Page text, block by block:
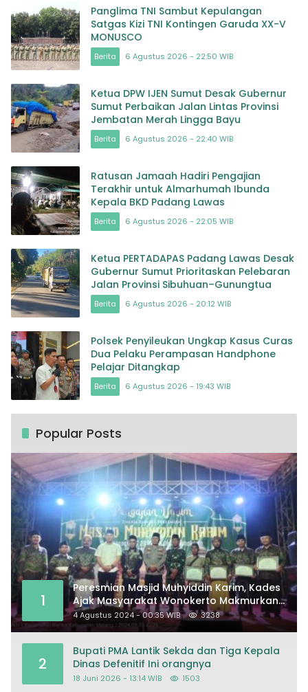
Panglima TNI Sambut Kepulangan
Satgas Kizi TNI Kontingen Garuda XX-V
MONUSCO
Berita 6 Agustus 2026 - 22:50 WIB
Ketua DPW IJEN Sumut Desak Gubernur
Sumut Perbaikan Jalan Lintas Provinsi
Jembatan Merah Lingga Bayu
Berita 6 Agustus 2026 - 22:40 WIB
Ratusan Jamaah Hadiri Pengajian
Terakhir untuk Almarhumah Ibunda
Kepala BKD Padang Lawas
Berita 6 Agustus 2026 - 22:05 WIB
Ketua PERTADAPAS Padang Lawas Desak
Gubernur Sumut Prioritaskan Pelebaran
Jalan Provinsi Sibuhuan–Gunungtua
Berita 6 Agustus 2026 - 20:12 WIB
Polsek Penyileukan Ungkap Kasus Curas
Dua Pelaku Perampasan Handphone
Pelajar Ditangkap
Berita 6 Agustus 2026 - 19:43 WIB
Popular Posts
1
Peresmian Masjid Muhyiddin Karim, Kades
Ajak Masyarakat Wonokerto Makmurkan
Masjid
4 Agustus 2024 - 00:35 WIB 3238
2
Bupati PMA Lantik Sekda dan Tiga Kepala
Dinas Defenitif Ini orangnya
18 Juni 2026 - 13:14 WIB 1503